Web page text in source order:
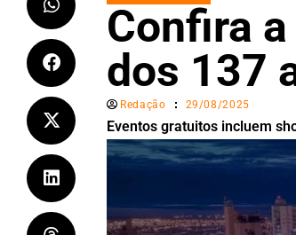
Confira
dos 137
Redação 29/08/2025
Eventos gratuitos incluem